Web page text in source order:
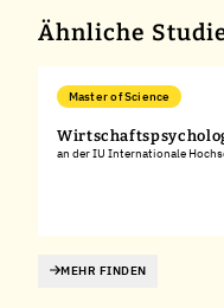
Ähnliche
Master of Science
an der IU Internationale
MEHR FINDEN